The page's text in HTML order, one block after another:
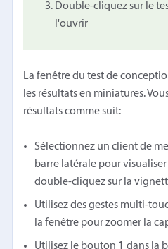
Double-cliquez sur le
l'ouvrir
La fenêtre du test de
les résultats en miniatures.
résultats comme suit:
Sélectionnez un client de
barre latérale pour
double-cliquez sur la
Utilisez des gestes multi-
la fenêtre pour zoomer la
Utilisez le bouton 1 dans la